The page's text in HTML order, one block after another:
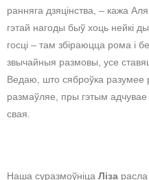
ранняга дзяцінства, – кажа
гэтай нагоды быў хоць нейкі
госці – там збіраюцца рома і
звычайныя размовы, усе
Ведаю, што сяброўка
размаўляе, пры гэтым адчувае
свая.
Наша суразмоўніца Ліза расла